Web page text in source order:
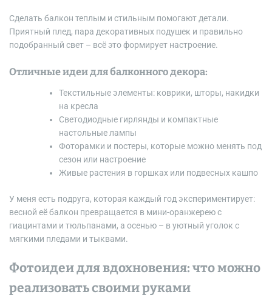
Сделать балкон теплым и стильным помогают детали.
Приятный плед, пара декоративных подушек и правильно
подобранный свет – всё это формирует настроение.
Отличные идеи для балконного декора:
Текстильные элементы: коврики, шторы, накидки
на кресла
Светодиодные гирлянды и компактные
настольные лампы
Фоторамки и постеры, которые можно менять под
сезон или настроение
Живые растения в горшках или подвесных кашпо
У меня есть подруга, которая каждый год экспериментирует:
весной её балкон превращается в мини-оранжерею с
гиацинтами и тюльпанами, а осенью – в уютный уголок с
мягкими пледами и тыквами.
Фотоидеи для вдохновения: что можно
реализовать своими руками